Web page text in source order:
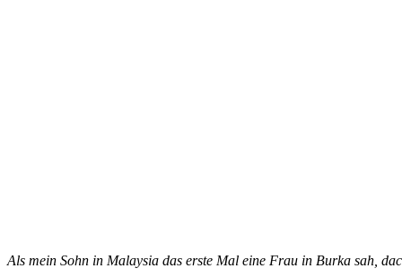
Als mein Sohn in Malaysia das erste Mal eine Frau in Burka sah,